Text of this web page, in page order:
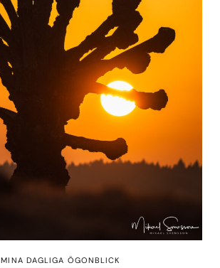
MINA DAGLIGA ÖGONBLICK